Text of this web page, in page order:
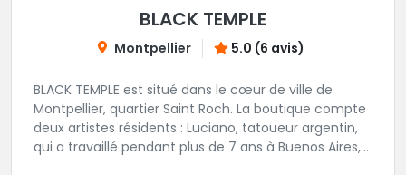
BLACK TEMPLE
Montpellier 5.0 (6 avis)
BLACK TEMPLE est situé dans le cœur de ville de
Montpellier, quartier Saint Roch. La boutique compte
deux artistes résidents : Luciano, tatoueur argentin,
qui a travaillé pendant plus de 7 ans à Buenos Aires,